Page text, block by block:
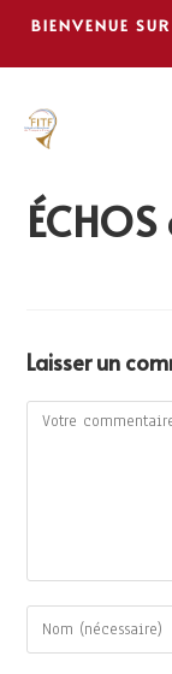
BIENVENUE
ÉCHOS
Laisser un